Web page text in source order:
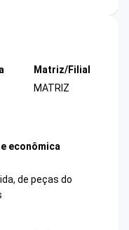
Matriz/Filial
MATRIZ
econômica
de peças do